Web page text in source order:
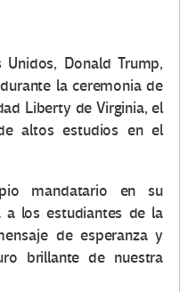
Donald Trump,
la ceremonia de
Liberty de Virginia, el
altos estudios en el
mandatario en su
a los estudiantes de la
de esperanza y
brillante de nuestra